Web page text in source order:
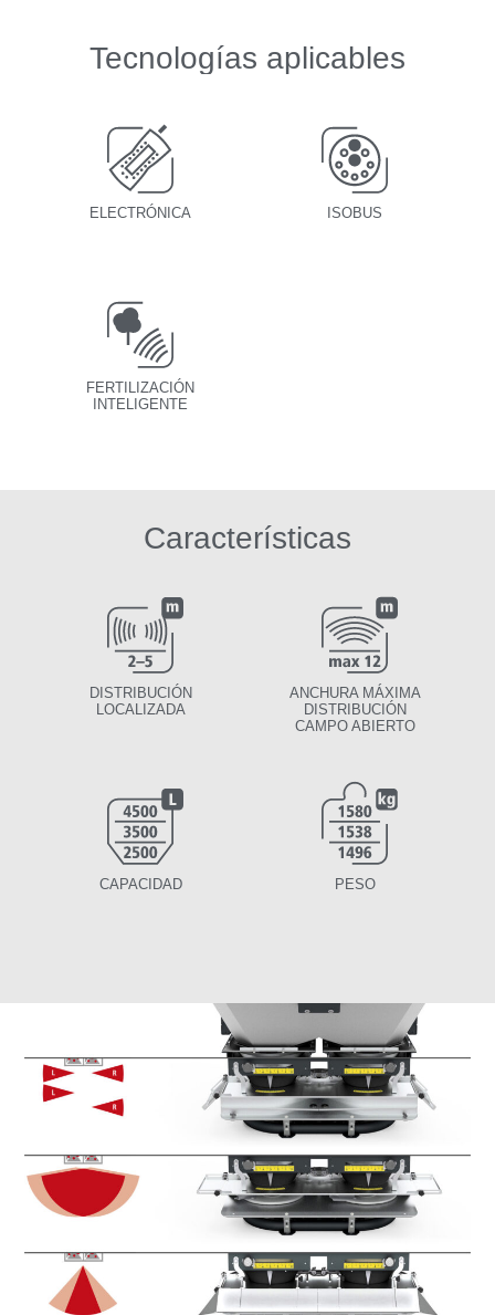
Tecnologías aplicables
ELECTRÓNICA ISOBUS
FERTILIZACIÓN
INTELIGENTE
Características
DISTRIBUCIÓN
LOCALIZADA
ANCHURA MÁXIMA
DISTRIBUCIÓN
CAMPO ABIERTO
CAPACIDAD PESO